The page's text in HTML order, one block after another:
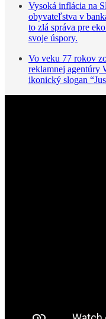
Vysoká inflácia na
obyvateľstva v
to zlá správa pre
svoje úspory.
Vo veku 77 rokov
reklamnej agentúry
ikonický slogan